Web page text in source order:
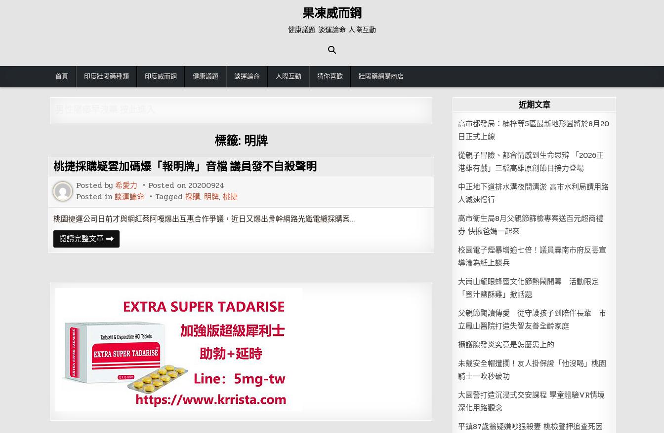
果凍威而鋼
健康議題 談運論命 人際互動
首頁 印度壯陽藥種類 印度威而鋼 健康議題 談運論命 人際互動 猜你喜歡 壯陽藥網購商店
標籤: 明牌
桃捷採購疑雲加碼爆「報明牌」音檔 議員發不自殺聲明
Posted by 希愛力 Posted on 20200924
Posted in 談運論命 Tagged 採購, 明牌, 桃捷
桃園捷運公司日前才與網紅蔡阿嘎爆出互惠合作爭議，近日又爆出骨幹網路光纖電纜採購案…
閱讀完整文章桃
捷
採
加
牌」
音
檔
議
員
發
不
自
聲
近期文章
高市都發局：楠梓等5區最新地形圖將於8月20
日正式上線
從親子冒險、都會情感到生命思辨 「2026正
港雄有戲」三檔高雄原創節目接力登場
中正地下道排水溝夜間清淤 高市水利局請用路
人減速慢行
高市衛生局8月父親節篩檢專案送百元超商禮
券 快揪爸媽一起來
校園電子煙暴增逾七倍！議員轟南市府反毒宣
導淪為紙上談兵
大崗山龍眼蜂蜜文化節熱鬧開幕 活動限定
「蜜汁鹽酥雞」掀話題
父親節閱讀傳愛 從守護孩子到陪伴長輩 市
立鳳山醫院打造失智友善全齡家庭
攝護腺發炎究竟是怎麼患上的
未戴安全帽遭攔！友人掛保證「他沒喝」桃園
騎士一吹秒破功
大園警打造沉浸式交安課程 學童體驗VR情境
深化用路觀念
平鎮87歲翁疑嫌吵狠殺妻 桃檢聲押追查死因